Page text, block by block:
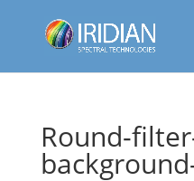
Round-